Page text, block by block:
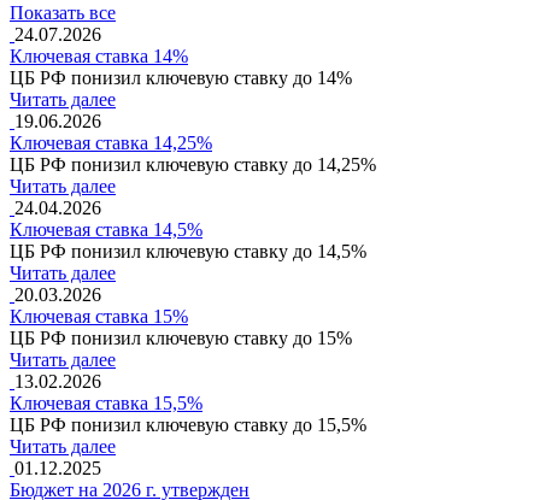
Показать все
24.07.2026
Ключевая ставка 14%
ЦБ РФ понизил ключевую ставку до 14%
Читать далее
19.06.2026
Ключевая ставка 14,25%
ЦБ РФ понизил ключевую ставку до 14,25%
Читать далее
24.04.2026
Ключевая ставка 14,5%
ЦБ РФ понизил ключевую ставку до 14,5%
Читать далее
20.03.2026
Ключевая ставка 15%
ЦБ РФ понизил ключевую ставку до 15%
Читать далее
13.02.2026
Ключевая ставка 15,5%
ЦБ РФ понизил ключевую ставку до 15,5%
Читать далее
01.12.2025
Бюджет на 2026 г. утвержден